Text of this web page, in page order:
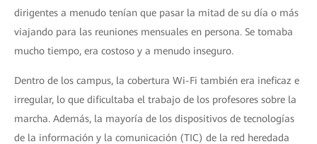
dirigentes a menudo tenían que pasar la mitad de su día o más
viajando para las reuniones mensuales en persona. Se tomaba
mucho tiempo, era costoso y a menudo inseguro.
Dentro de los campus, la cobertura Wi-Fi también era ineficaz e
irregular, lo que dificultaba el trabajo de los profesores sobre la
marcha. Además, la mayoría de los dispositivos de tecnologías
de la información y la comunicación (TIC) de la red heredada